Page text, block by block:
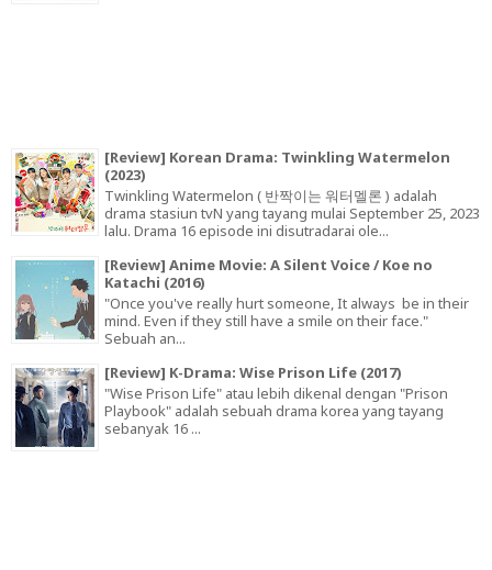
[Review] Korean Drama: Twinkling Watermelon
(2023)
Twinkling Watermelon ( 반짝이는 워터멜론 ) adalah
drama stasiun tvN yang tayang mulai September 25, 2023
lalu. Drama 16 episode ini disutradarai ole...
[Review] Anime Movie: A Silent Voice / Koe no
Katachi (2016)
"Once you've really hurt someone, It always be in their
mind. Even if they still have a smile on their face."
Sebuah an...
[Review] K-Drama: Wise Prison Life (2017)
"Wise Prison Life" atau lebih dikenal dengan "Prison
Playbook" adalah sebuah drama korea yang tayang
sebanyak 16 ...